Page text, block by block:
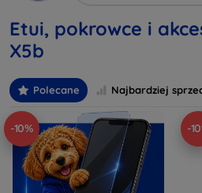
Etui, pokrowce i
X5b
Polecane Najbardziej
-10% -